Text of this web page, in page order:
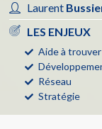
Laurent
LES ENJEUX
Aide à
Réseau
Stratégie